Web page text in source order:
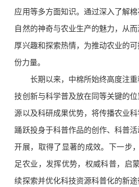
应用等多方面知识。通过深入了解
自然的神奇与农业生产的魅力，从
厚兴趣和探索热情，为推动农业的
份力量。
长期以来，中棉所始终高度注
技创新与科学普及放在同等关键的
源以及科研成果优势，将传播农业科
踊跃投身于科普作品的创作、科普
开展，取得了显著的成效。下一步
足农业，发挥优势，权威科普，启
续探索并优化科技资源科普化的新